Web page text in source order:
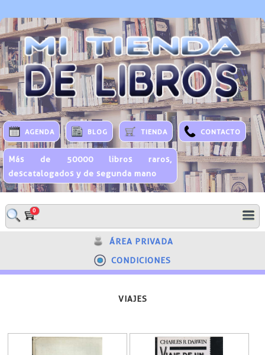
AGENDA BLOG TIENDA CONTACTO
Más de 50000 libros raros,
descatalogados y de segunda mano
0
ÁREA PRIVADA
CONDICIONES
VIAJES